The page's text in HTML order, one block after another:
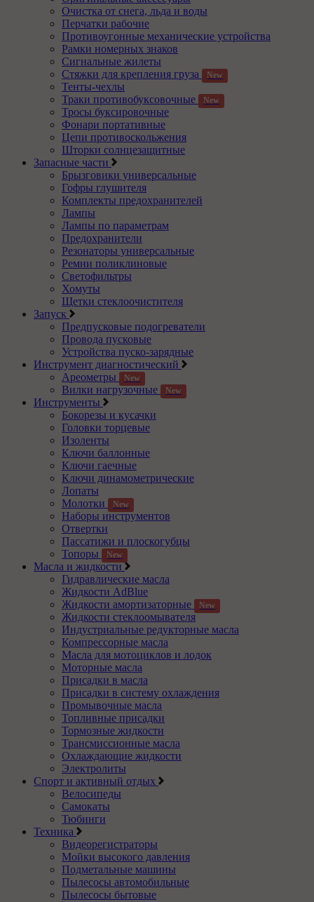
Очистка от снега, льда и воды
Перчатки рабочие
Противоугонные механические устройства
Рамки номерных знаков
Сигнальные жилеты
Стяжки для крепления груза
New
Тенты-чехлы
Траки противобуксовочные
New
Тросы буксировочные
Фонари портативные
Цепи противоскольжения
Шторки солнцезащитные
Запасные части
Брызговики универсальные
Гофры глушителя
Комплекты предохранителей
Лампы
Лампы по параметрам
Предохранители
Резонаторы универсальные
Ремни поликлиновые
Светофильтры
Хомуты
Щетки стеклоочистителя
Запуск
Предпусковые подогреватели
Провода пусковые
Устройства пуско-зарядные
Инструмент диагностический
Ареометры
New
Вилки нагрузочные New
Инструменты
Бокорезы и кусачки
Головки торцевые
Изоленты
Ключи баллонные
Ключи гаечные
Ключи динамометрические
Лопаты
Молотки
New
Наборы инструментов
Отвертки
Пассатижи и плоскогубцы
Топоры
New
Масла и жидкости
Гидравлические масла
Жидкости AdBlue
Жидкости амортизаторные
New
Жидкости стеклоомывателя
Индустриальные редукторные масла
Компрессорные масла
Масла для мотоциклов и лодок
Моторные масла
Присадки в масла
Присадки в систему охлаждения
Промывочные масла
Топливные присадки
Тормозные жидкости
Трансмиссионные масла
Охлаждающие жидкости
Электролиты
Спорт и активный отдых
Велосипеды
Самокаты
Тюбинги
Техника
Видеорегистраторы
Мойки высокого давления
Подметальные машины
Пылесосы автомобильные
Пылесосы бытовые